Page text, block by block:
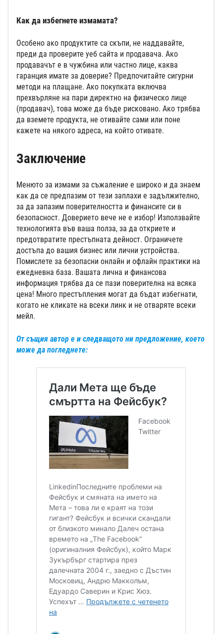
Как да избегнете измамата?
Особено ако продуктите са скъпи, не наддавайте,
преди да проверите уеб сайта и продавача. Ако
продавачът е в чужбина или частно лице, каква
гаранция имате за доверие? Предпочитайте сигурни
методи на плащане. Ако покупката включва
прехвърляне на пари директно на физическо лице
(продавач), това може да бъде рисковано. Ако трябва
да вземете продукта, не отивайте сами или поне
кажете на някого адреса, на който отивате.
Заключение
Менюто за измами за съжаление е широко и да знаем
как да се предпазим от тези заплахи е задължително,
за да запазим поверителността и финансите си в
безопасност. Доверието вече не е избор! Използвайте
технологията във ваша полза, за да откриете и
предотвратите престъпната дейност. Ограничете
достъпа до вашия бизнес или лични устройства.
Помислете за безопасни онлайн и офлайн практики на
ежедневна база. Вашата лична и финансова
информация трябва да се пази поверителна на всяка
цена! Много престъпления могат да бъдат избегнати,
когато не кликате на всеки линк и не отваряте всеки
мейл.
От същия автор е и следващото ни предложение, което
може да погледнете: